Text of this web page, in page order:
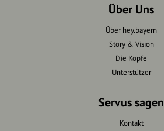
Über Uns
Über hey.bayern
Story & Vision
Die Köpfe
Unterstützer
Servus sagen
Kontakt